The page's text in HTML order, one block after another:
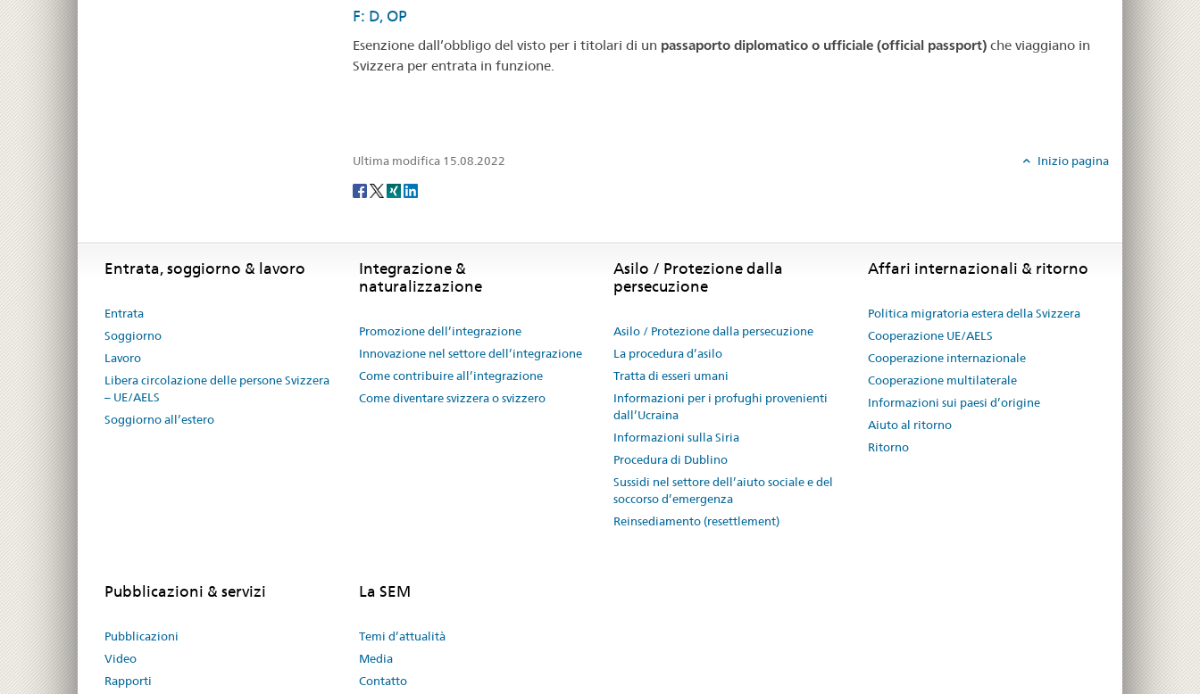
F: D, OP
Esenzione dall’obbligo del visto per i titolari di un passaporto diplomatico o ufficiale (official passport) che viaggiano in
Svizzera per entrata in funzione.
Ultima modifica 15.08.2022
Inizio pagina
Social
Entrata, soggiorno & lavoro
Entrata
Soggiorno
Lavoro
Libera circolazione delle persone Svizzera
– UE/AELS
Soggiorno all’estero
Integrazione &
naturalizzazione
Promozione dell’integrazione
Innovazione nel settore dell’integrazione
Come contribuire all’integrazione
Come diventare svizzera o svizzero
Asilo / Protezione dalla
persecuzione
Asilo / Protezione dalla persecuzione
La procedura d’asilo
Tratta di esseri umani
Informazioni per i profughi provenienti
dall’Ucraina
Informazioni sulla Siria
Procedura di Dublino
Sussidi nel settore dell’aiuto sociale e del
soccorso d’emergenza
Reinsediamento (resettlement)
Affari internazionali & ritorno
Politica migratoria estera della Svizzera
Cooperazione UE/AELS
Cooperazione internazionale
Cooperazione multilaterale
Informazioni sui paesi d’origine
Aiuto al ritorno
Ritorno
Pubblicazioni & servizi
Pubblicazioni
Video
Rapporti
La SEM
Temi d’attualità
Media
Contatto